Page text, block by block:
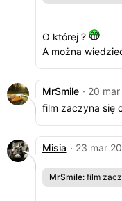
O której ?
A można
MrSmile · 20
film zaczyna się
Misia · 23 mar
MrSmile: film